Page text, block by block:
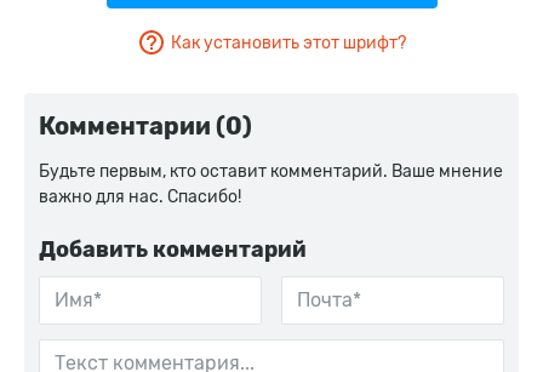
Как установить этот шрифт?
Комментарии (0)
Будьте первым, кто оставит комментарий. Ваше мнение
важно для нас. Спасибо!
Добавить комментарий